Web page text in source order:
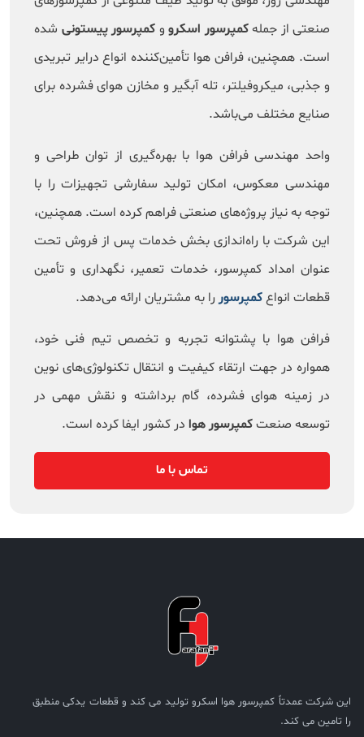
صنعتی از جملهکمپرسور اسکرو و کمپرسور پیستونی شده
است. همچنین، فرافن هوا تأمین‌کننده انواع درایر تبریدی
و جذبی، میکروفیلتر، تله آبگیر و مخازن هوای فشرده برای
صنایع مختلف می‌باشد.
واحد مهندسی فرافن هوا با بهره‌گیری از توان طراحی و
مهندسی معکوس، امکان تولید سفارشی تجهیزات را با
توجه به نیاز پروژه‌های صنعتی فراهم کرده است. همچنین،
این شرکت با راه‌اندازی بخش خدمات پس از فروش تحت
عنوان امداد کمپرسور، خدمات تعمیر، نگهداری و تأمین
قطعات انواعکمپرسور را به مشتریان ارائه می‌دهد.
فرافن هوا با پشتوانه تجربه و تخصص تیم فنی خود،
همواره در جهت ارتقاء کیفیت و انتقال تکنولوژی‌های نوین
در زمینه هوای فشرده، گام برداشته و نقش مهمی در
توسعه صنعتکمپرسور هوا در کشور ایفا کرده است.
تماس با ما
این شرکت عمدتاً کمپرسور هوا اسکرو تولید می کند و قطعات یدکی منطبق
را تامین می کند.